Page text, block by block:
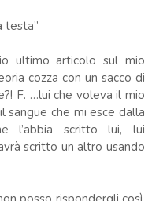
testa”
ultimo articolo sul mio
cozza con un sacco di
F. …lui che voleva il mio
che mi esce dalla
l’abbia scritto lui, lui
scritto un altro usando